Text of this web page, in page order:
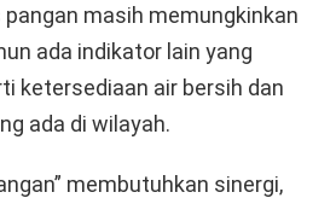
masih memungkinkan
ada indikator lain yang
ketersediaan air bersih dan
ada di wilayah.
membutuhkan sinergi,